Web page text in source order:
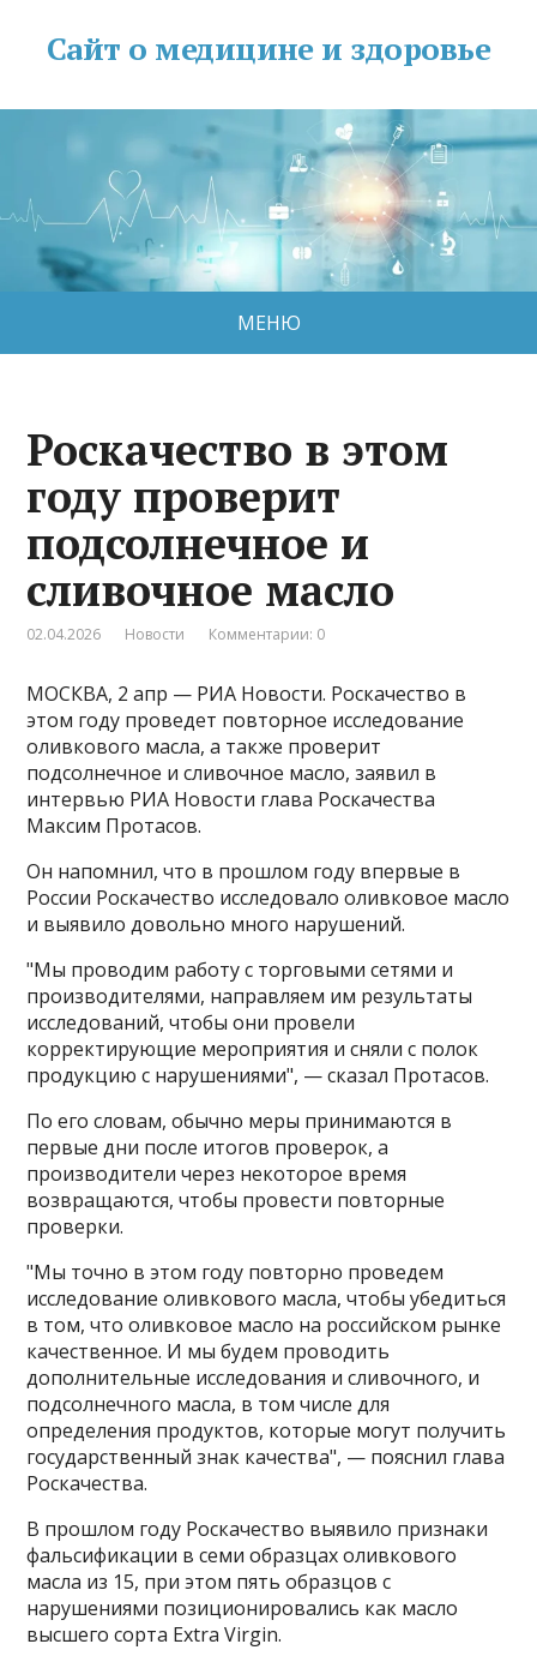
Сайт о медицине и здоровье
МЕНЮ
Роскачество в этом
году проверит
подсолнечное и
сливочное масло
02.04.2026 Новости Комментарии: 0
МОСКВА, 2 апр — РИА Новости. Роскачество в
этом году проведет повторное исследование
оливкового масла, а также проверит
подсолнечное и сливочное масло, заявил в
интервью РИА Новости глава Роскачества
Максим Протасов.
Он напомнил, что в прошлом году впервые в
России Роскачество исследовало оливковое масло
и выявило довольно много нарушений​​​.
"Мы проводим работу с торговыми сетями и
производителями, направляем им результаты
исследований, чтобы они провели
корректирующие мероприятия и сняли с полок
продукцию с нарушениями", — сказал Протасов.
По его словам, обычно меры принимаются в
первые дни после итогов проверок, а
производители через некоторое время
возвращаются, чтобы провести повторные
проверки.
"Мы точно в этом году повторно проведем
исследование оливкового масла, чтобы убедиться
в том, что оливковое масло на российском рынке
качественное. И мы будем проводить
дополнительные исследования и сливочного, и
подсолнечного масла, в том числе для
определения продуктов, которые могут получить
государственный знак качества", — пояснил глава
Роскачества.
В прошлом году Роскачество выявило признаки
фальсификации в семи образцах оливкового
масла из 15, при этом пять образцов с
нарушениями позиционировались как масло
высшего сорта Extra Virgin.